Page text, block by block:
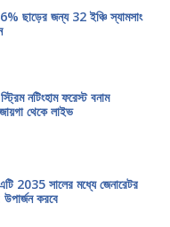
ছাড়ের জন্য 32 ইঞ্চি স্যামসাং
নটিংহাম ফরেস্ট বনাম
থেকে লাইভ
2035 সালের মধ্যে জেনারেটর
করবে